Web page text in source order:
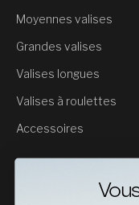
Moyennes valises
Grandes valises
Valises longues
Valises à roulettes
Accessoires